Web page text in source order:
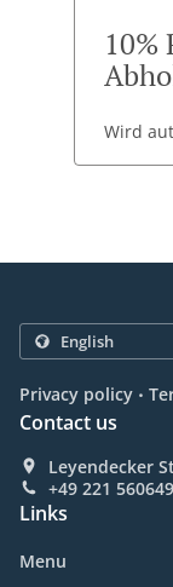
10%
Wird
Privacy policy .
Contact us
Leyendecker
+49 221
Links
Menu